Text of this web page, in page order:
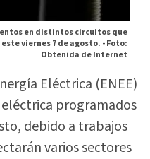
en distintos circuitos que
viernes 7 de agosto. -Foto:
Obtenida de Internet
Eléctrica (ENEE)
programados
debido a trabajos
varios sectores